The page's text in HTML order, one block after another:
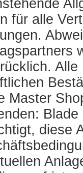
für alle
Master
diese